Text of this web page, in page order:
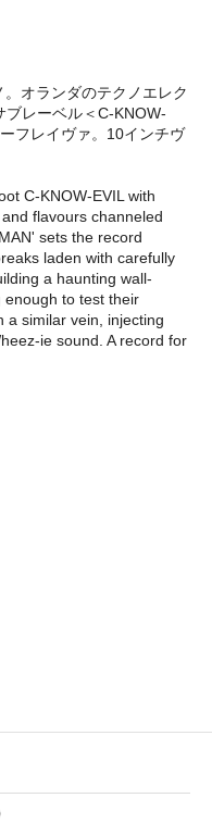
オランダのテクノエレク
ブレーベル＜C-KNOW-
フレイヴァ。10インチヴ
C-KNOW-EVIL with
flavours channeled
sets the record
laden with carefully
a haunting wall-
enough to test their
a similar vein, injecting
ie sound. A record for